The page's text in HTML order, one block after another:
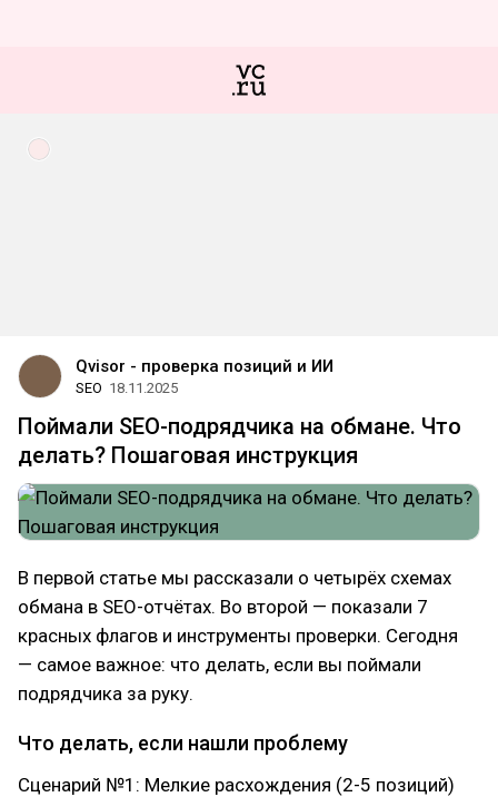
Qvisor - проверка позиций и ИИ
SEO 18.11.2025
Поймали SEO-подрядчика на обмане. Что
делать? Пошаговая инструкция
В первой статье мы рассказали о четырёх схемах
обмана в SEO-отчётах. Во второй — показали 7
красных флагов и инструменты проверки. Сегодня
— самое важное: что делать, если вы поймали
подрядчика за руку.
Что делать, если нашли проблему
Сценарий №1: Мелкие расхождения (2-5 позиций)